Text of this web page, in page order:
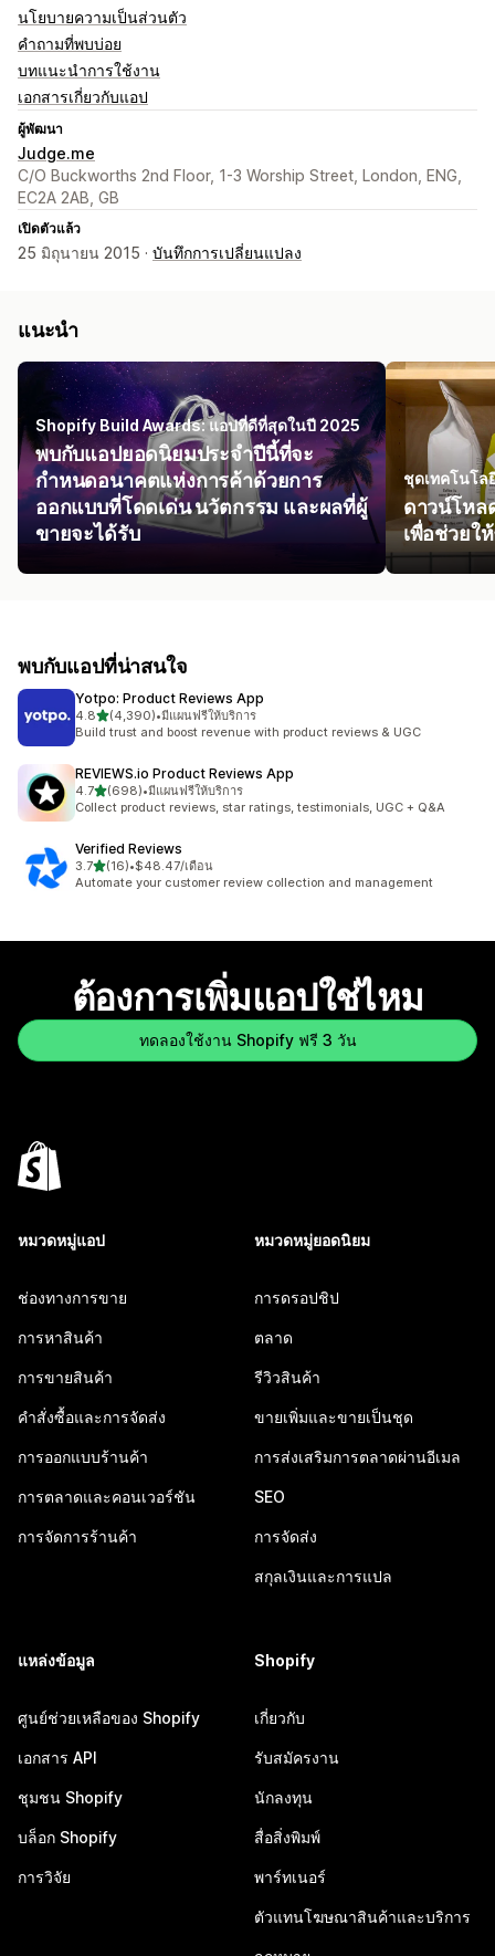
นโยบายความเป็นส่วนตัว
คำถามที่พบบ่อย
บทแนะนำการใช้งาน
เอกสารเกี่ยวกับแอป
ผู้พัฒนา
Judge.me
C/O Buckworths 2nd Floor, 1-3 Worship Street, London, ENG,
EC2A 2AB, GB
เปิดตัวแล้ว
25 มิถุนายน 2015 · บันทึกการเปลี่ยนแปลง
แนะนำ
Shopify Build Awards: แอปที่ดีที่สุดในปี 2025
พบกับแอปยอดนิยมประจำปีนี้ที่จะ
กำหนดอนาคตแห่งการค้าด้วยการ
ออกแบบที่โดดเด่น นวัตกรรม และผลที่ผู้
ขายจะได้รับ
ชุดเทคโนโล
ดาวน์โหล
เพื่อช่วยใ
พบกับแอปที่น่าสนใจ
Yotpo: Product Reviews App
4.8เต็ม 5 ดาว
(4,390)
ทั้งหมด 4390 รีวิว
•มีแผนฟรีให้บริการ
Build trust and boost revenue with product reviews & UGC
REVIEWS.io Product Reviews App
4.7เต็ม 5 ดาว
(698)
ทั้งหมด 698 รีวิว
•มีแผนฟรีให้บริการ
Collect product reviews, star ratings, testimonials, UGC + Q&A
Verified Reviews
3.7เต็ม 5 ดาว
(16)
ทั้งหมด 16 รีวิว
•$48.47/เดือน
Automate your customer review collection and management
ต้องการเพิ่มแอปใช่ไหม
ทดลองใช้งาน Shopify ฟรี 3 วัน
หมวดหมู่แอป
ช่องทางการขาย
การหาสินค้า
การขายสินค้า
คำสั่งซื้อและการจัดส่ง
การออกแบบร้านค้า
การตลาดและคอนเวอร์ชัน
การจัดการร้านค้า
หมวดหมู่ยอดนิยม
การดรอปชิป
ตลาด
รีวิวสินค้า
ขายเพิ่มและขายเป็นชุด
การส่งเสริมการตลาดผ่านอีเมล
SEO
การจัดส่ง
สกุลเงินและการแปล
แหล่งข้อมูล
ศูนย์ช่วยเหลือของ Shopify
เอกสาร API
ชุมชน Shopify
บล็อก Shopify
การวิจัย
Shopify
เกี่ยวกับ
รับสมัครงาน
นักลงทุน
สื่อสิ่งพิมพ์
พาร์ทเนอร์
ตัวแทนโฆษณาสินค้าและบริการ